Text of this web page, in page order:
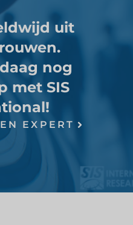
uit
nog
met SIS
EXPERT